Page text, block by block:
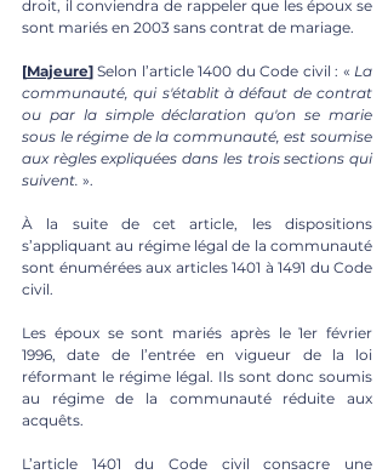
droit, il conviendra de rappeler que les époux se
sont mariés en 2003 sans contrat de mariage.
[Majeure] Selon l’article 1400 du Code civil : « La
communauté, qui s'établit à défaut de contrat
ou par la simple déclaration qu'on se marie
sous le régime de la communauté, est soumise
aux règles expliquées dans les trois sections qui
suivent. ».
À la suite de cet article, les dispositions
s’appliquant au régime légal de la communauté
sont énumérées aux articles 1401 à 1491 du Code
civil.
Les époux se sont mariés après le 1er février
1996, date de l’entrée en vigueur de la loi
réformant le régime légal. Ils sont donc soumis
au régime de la communauté réduite aux
acquêts.
L’article 1401 du Code civil consacre une